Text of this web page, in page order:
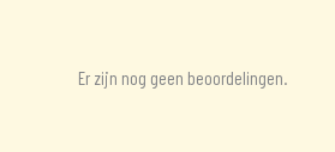
Er zijn nog geen beoordelingen.